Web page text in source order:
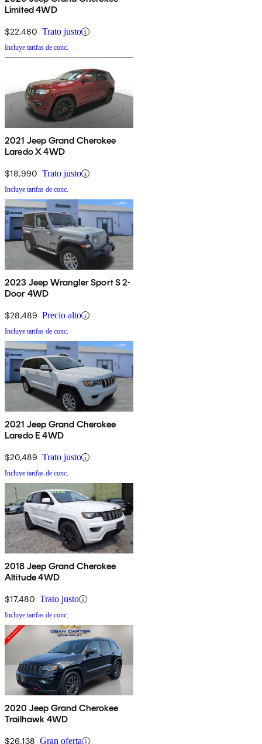
Limited 4WD
$22,480 Trato justo
Incluye tarifas de conc.
2021 Jeep Grand Cherokee
Laredo X 4WD
$18,990 Trato justo
Incluye tarifas de conc.
2023 Jeep Wrangler Sport S 2-
Door 4WD
$28,489 Precio alto
Incluye tarifas de conc.
2021 Jeep Grand Cherokee
Laredo E 4WD
$20,489 Trato justo
Incluye tarifas de conc.
2018 Jeep Grand Cherokee
Altitude 4WD
$17,480 Trato justo
Incluye tarifas de conc.
2020 Jeep Grand Cherokee
Trailhawk 4WD
$26,138 Gran oferta